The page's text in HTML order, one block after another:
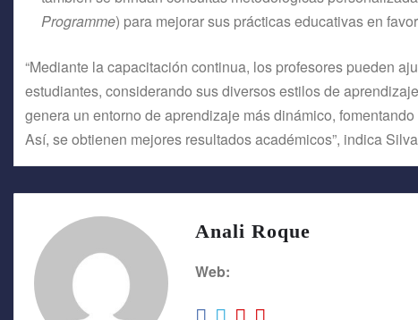
Programme) para mejorar sus prácticas educativas en
“Mediante la capacitación continua, los profesores pueden
estudiantes, considerando sus diversos estilos de
genera un entorno de aprendizaje más dinámico,
Así, se obtienen mejores resultados académicos”, indica
Anali Roque
Web: